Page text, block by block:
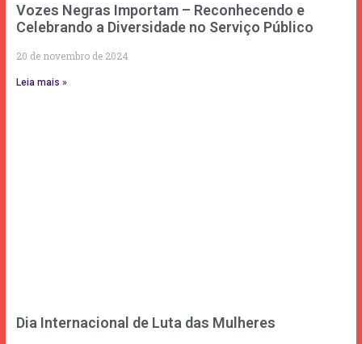
Vozes Negras Importam – Reconhecendo e
Celebrando a Diversidade no Serviço Público
20 de novembro de 2024
Leia mais »
Dia Internacional de Luta das Mulheres